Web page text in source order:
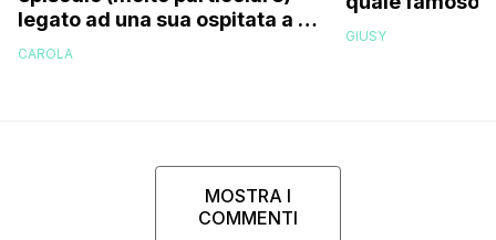
legato ad una sua ospitata a Le
Iene mai andata in onda: “Belen
CAROLA
relativo
GIUSY
MOSTRA I
COMMENTI